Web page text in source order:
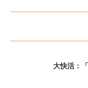
大快活：